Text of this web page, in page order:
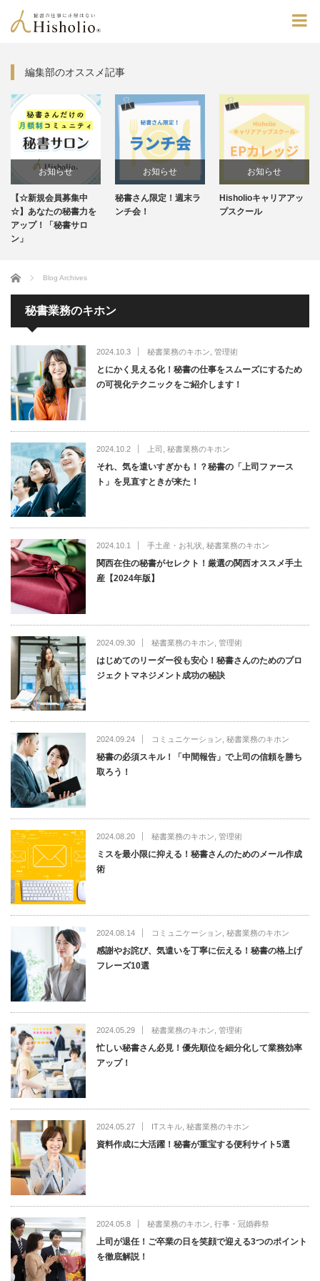
編集部のオススメ記事
お知らせ
未分類
【☆新規会員募集中
☆】あなたの秘書力を
アップ！「秘書サロ
ン」
お知らせ
秘書さん限定！週末ラ
ンチ会！
お知らせ
Hisholioキャリアアッ
プスクール
Home Blog Archives
秘書業務のキホン
2024.10.3 秘書業務のキホン 管理術
とにかく見える化！秘書の仕事をスムーズにするため
の可視化テクニックをご紹介します！
2024.10.2 上司 秘書業務のキホン
それ、気を遣いすぎかも！？秘書の「上司ファース
ト」を見直すときが来た！
2024.10.1 手土産・お礼状 秘書業務のキホン
関西在住の秘書がセレクト！厳選の関西オススメ手土
産【2024年版】
2024.09.30 秘書業務のキホン 管理術
はじめてのリーダー役も安心！秘書さんのためのプロ
ジェクトマネジメント成功の秘訣
2024.09.24 コミュニケーション 秘書業務のキホン
秘書の必須スキル！「中間報告」で上司の信頼を勝ち
取ろう！
2024.08.20 秘書業務のキホン 管理術
ミスを最小限に抑える！秘書さんのためのメール作成
術
2024.08.14 コミュニケーション 秘書業務のキホン
感謝やお詫び、気遣いを丁寧に伝える！秘書の格上げ
フレーズ10選
2024.05.29 秘書業務のキホン 管理術
忙しい秘書さん必見！優先順位を細分化して業務効率
アップ！
2024.05.27 ITスキル, 秘書業務のキホン
資料作成に大活躍！秘書が重宝する便利サイト5選
2024.05.8 秘書業務のキホン 行事・冠婚葬祭
上司が退任！ご卒業の日を笑顔で迎える3つのポイント
を徹底解説！